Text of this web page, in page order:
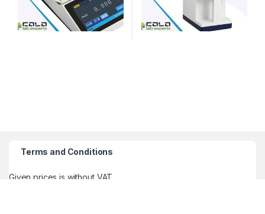
Terms and Conditions
Given prices is without VAT